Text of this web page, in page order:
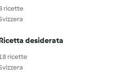
ricette
desiderata
ricette